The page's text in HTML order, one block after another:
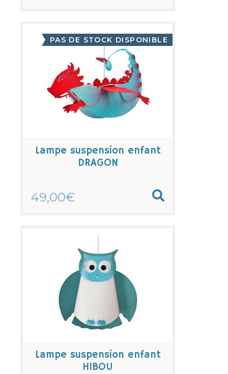
Lampe suspension enfant
DRAGON
49,00€
PAS DE STOCK DISPONIBLE
Lampe suspension enfant
HIBOU